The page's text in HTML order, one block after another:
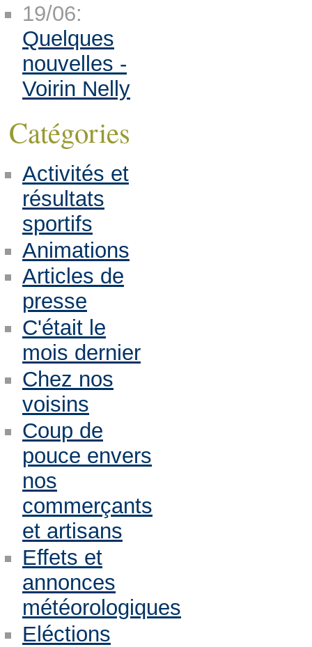
19/06:
Quelques
nouvelles -
Voirin Nelly
Catégories
Activités et
résultats
sportifs
Animations
Articles de
presse
C'était le
mois dernier
Chez nos
voisins
Coup de
pouce envers
nos
commerçants
et artisans
Effets et
annonces
météorologiques
Eléctions